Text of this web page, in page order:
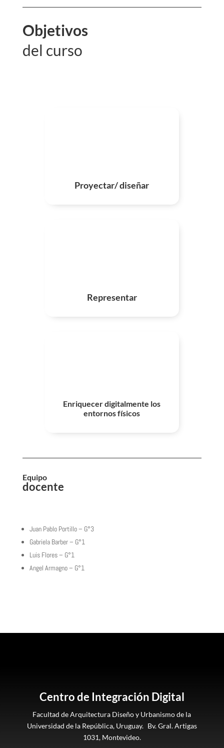
Objetivos
del curso
Proyectar/ diseñar
Representar
Enriquecer digitalmente los
entornos físicos
Equipo
docente
Juan Pablo Portillo – G°3
Gabriela Barber – G°1
Luis Flores – G°1
Angel Armagno – G°1
Centro de Integración Digital
Facultad de Arquitectura Diseño y Urbanismo de la
Universidad de la República, Uruguay. Bv. Gral. Artigas
1031, Montevideo.